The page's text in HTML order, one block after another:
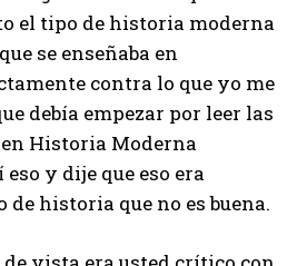
el tipo de historia moderna
se enseñaba en
contra lo que yo me
debía empezar por leer las
Historia Moderna
eso y dije que eso era
historia que no es buena.